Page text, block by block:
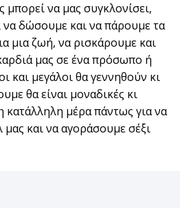
να μας συγκλονίσει,
δώσουμε και να πάρουμε τα
μια ζωή, να ρισκάρουμε και
μας σε ένα πρόσωπο ή
και μεγάλοι θα γεννηθούν κι
θα είναι μοναδικές κι
κατάλληλη μέρα πάντως για να
και να αγοράσουμε σέξι